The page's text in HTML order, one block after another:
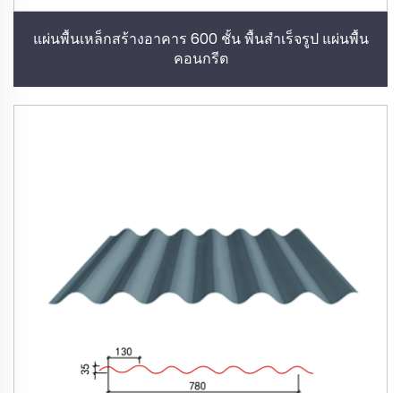
แผ่นพื้นเหล็กสร้างอาคาร 600 ชั้น พื้นสำเร็จรูป แผ่นพื้น
คอนกรีต